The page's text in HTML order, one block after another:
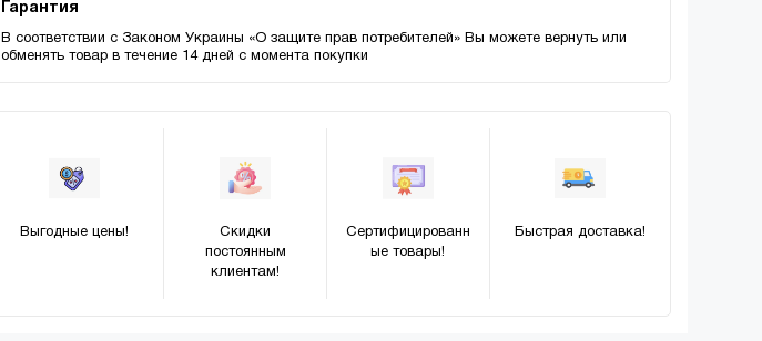
Гарантия
В соответствии с Законом Украины «О защите прав потребителей» Вы можете вернуть или
обменять товар в течение 14 дней с момента покупки
Выгодные цены!
Скидки
постоянным
клиентам!
Сертифицированн
ые товары!
Быстрая доставка!